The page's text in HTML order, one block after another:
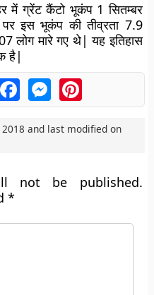
में ग्रेंट कैंटो भूकंप 1 सितम्बर
इस भूकंप की तीव्रता 7.9
लोग मारे गए थे| यह इतिहास
है|
FacebookMessengerPinterest
and last modified on
not be published.
*